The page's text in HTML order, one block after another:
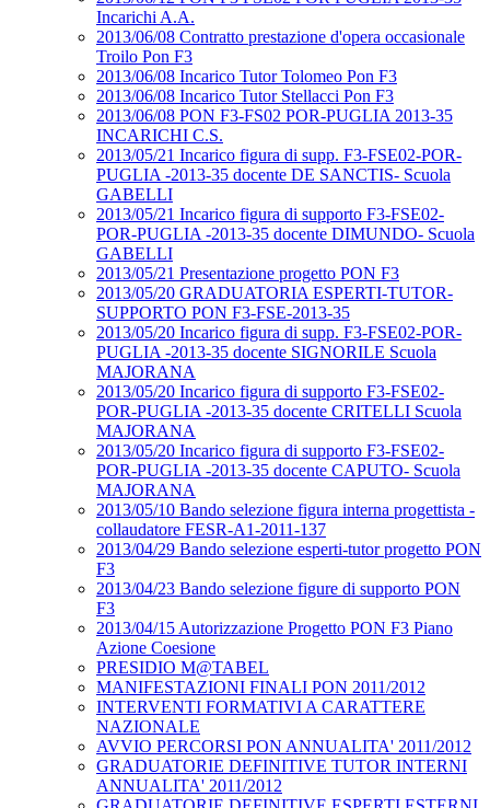
Incarichi A.A.
2013/06/08 Contratto prestazione d'opera occasionale
Troilo Pon F3
2013/06/08 Incarico Tutor Tolomeo Pon F3
2013/06/08 Incarico Tutor Stellacci Pon F3
2013/06/08 PON F3-FS02 POR-PUGLIA 2013-35
INCARICHI C.S.
2013/05/21 Incarico figura di supp. F3-FSE02-POR-
PUGLIA -2013-35 docente DE SANCTIS- Scuola
GABELLI
2013/05/21 Incarico figura di supporto F3-FSE02-
POR-PUGLIA -2013-35 docente DIMUNDO- Scuola
GABELLI
2013/05/21 Presentazione progetto PON F3
2013/05/20 GRADUATORIA ESPERTI-TUTOR-
SUPPORTO PON F3-FSE-2013-35
2013/05/20 Incarico figura di supp. F3-FSE02-POR-
PUGLIA -2013-35 docente SIGNORILE Scuola
MAJORANA
2013/05/20 Incarico figura di supporto F3-FSE02-
POR-PUGLIA -2013-35 docente CRITELLI Scuola
MAJORANA
2013/05/20 Incarico figura di supporto F3-FSE02-
POR-PUGLIA -2013-35 docente CAPUTO- Scuola
MAJORANA
2013/05/10 Bando selezione figura interna progettista -
collaudatore FESR-A1-2011-137
2013/04/29 Bando selezione esperti-tutor progetto PON
F3
2013/04/23 Bando selezione figure di supporto PON
F3
2013/04/15 Autorizzazione Progetto PON F3 Piano
Azione Coesione
PRESIDIO M@TABEL
MANIFESTAZIONI FINALI PON 2011/2012
INTERVENTI FORMATIVI A CARATTERE
NAZIONALE
AVVIO PERCORSI PON ANNUALITA' 2011/2012
GRADUATORIE DEFINITIVE TUTOR INTERNI
ANNUALITA' 2011/2012